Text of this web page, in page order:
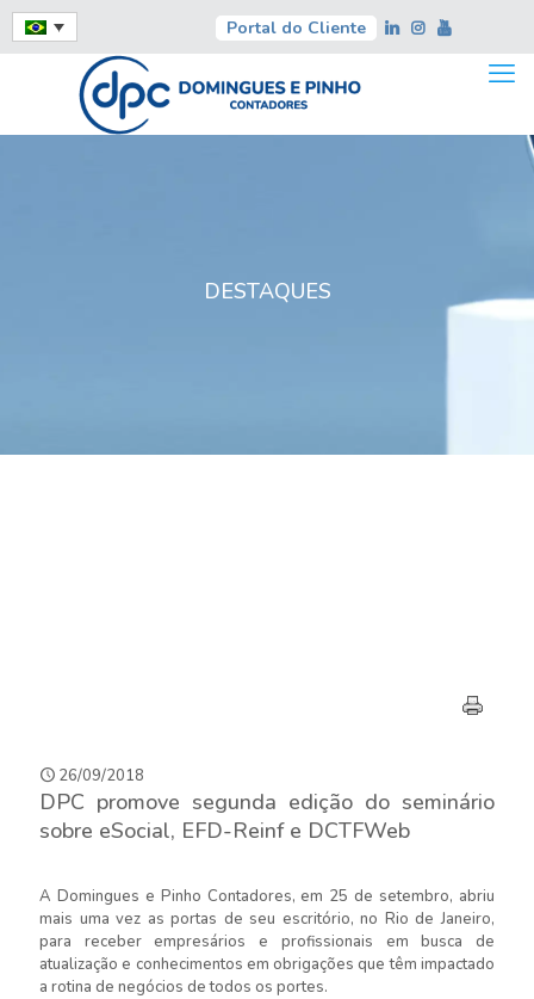
Portal do Cliente
DESTAQUES
26/09/2018
DPC promove segunda edição do seminário
sobre eSocial, EFD-Reinf e DCTFWeb
A Domingues e Pinho Contadores, em 25 de setembro, abriu
mais uma vez as portas de seu escritório, no Rio de Janeiro,
para receber empresários e profissionais em busca de
atualização e conhecimentos em obrigações que têm impactado
a rotina de negócios de todos os portes.